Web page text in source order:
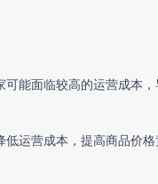
可能面临较高的运营成本，
运营成本，提高商品价